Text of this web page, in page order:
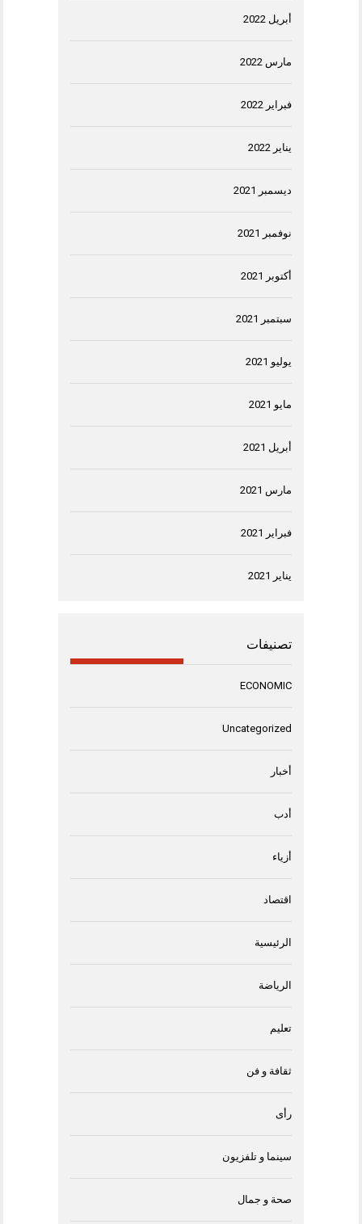
أبريل 2022
مارس 2022
فبراير 2022
يناير 2022
ديسمبر 2021
نوفمبر 2021
أكتوبر 2021
سبتمبر 2021
يوليو 2021
مايو 2021
أبريل 2021
مارس 2021
فبراير 2021
يناير 2021
تصنيفات
ECONOMIC
Uncategorized
أخبار
أدب
أزياء
اقتصاد
الرئيسية
الرياضة
تعليم
ثقافة و فن
رأى
سينما و تلفزيون
صحة و جمال